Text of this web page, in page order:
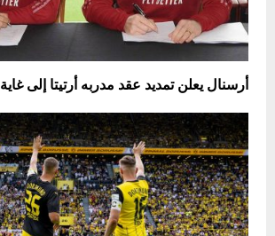
أرسنال يعلن تمديد عقد مدربه أرتيتا إلى غاية 2025